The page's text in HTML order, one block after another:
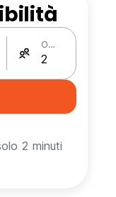
Ospiti
2 minuti